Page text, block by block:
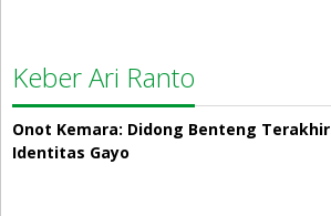
Keber Ari Ranto
Onot Kemara: Didong Benteng Terakhir
Identitas Gayo